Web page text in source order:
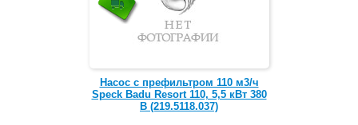
Насос с префильтром 110 м3/ч
Speck Badu Resort 110, 5,5 кВт 380
В (219.5118.037)